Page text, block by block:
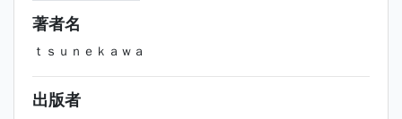
著者名
ｔｓｕｎｅｋａｗａ
出版者